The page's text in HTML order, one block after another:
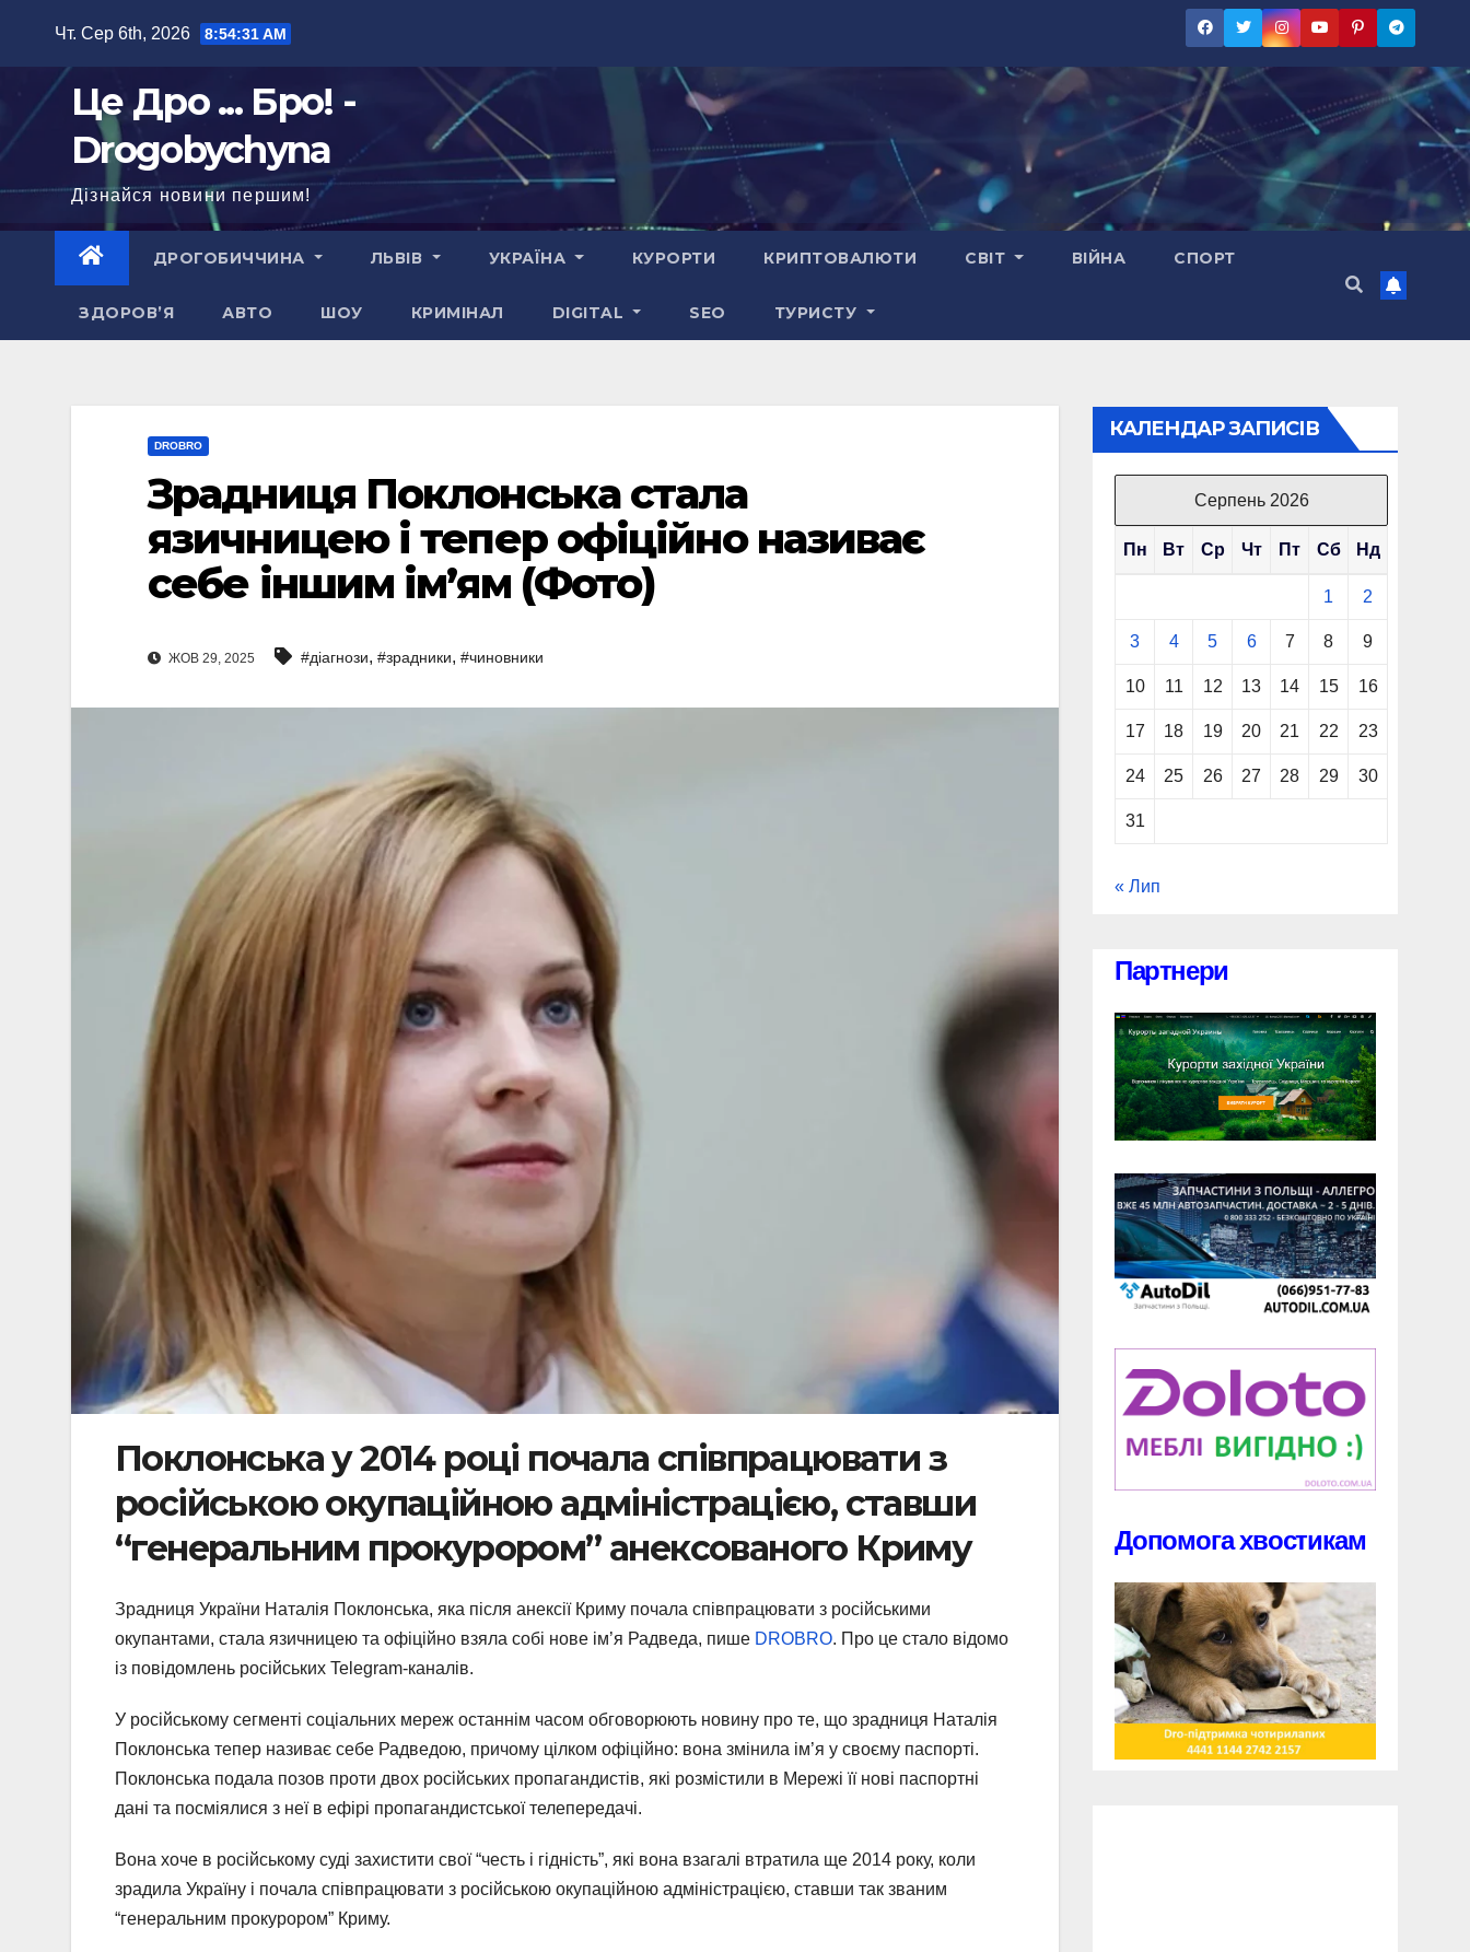
Чт. Сер 6th, 2026 8:54:33 AM
Це Дро ... Бро! -
Drogobychyna
Дізнайся новини першим!
ДРОГОБИЧЧИНА ЛЬВІВ УКРАЇНА КУРОРТИ КРИПТОВАЛЮТИ СВІТ ВІЙНА СПОРТ
ЗДОРОВ’Я АВТО ШОУ КРИМІНАЛ DIGITAL SEO ТУРИСТУ
DROBRO
Зрадниця Поклонська стала
язичницею і тепер офіційно називає
себе іншим ім’ям (Фото)
ЖОВ 29, 2025 #діагнози, #зрадники, #чиновники
Поклонська у 2014 році почала співпрацювати з
російською окупаційною адміністрацією, ставши
“генеральним прокурором” анексованого Криму
Зрадниця України Наталія Поклонська, яка після анексії Криму почала співпрацювати з російськими
окупантами, стала язичницею та офіційно взяла собі нове ім’я Радведа, пише DROBRO. Про це стало відомо
із повідомлень російських Telegram-каналів.
У російському сегменті соціальних мереж останнім часом обговорюють новину про те, що зрадниця Наталія
Поклонська тепер називає себе Радведою, причому цілком офіційно: вона змінила ім’я у своєму паспорті.
Поклонська подала позов проти двох російських пропагандистів, які розмістили в Мережі її нові паспортні
дані та посміялися з неї в ефірі пропагандистської телепередачі.
Вона хоче в російському суді захистити свої “честь і гідність”, які вона взагалі втратила ще 2014 року, коли
зрадила Україну і почала співпрацювати з російською окупаційною адміністрацією, ставши так званим
“генеральним прокурором” Криму.
КАЛЕНДАР ЗАПИСІВ
Серпень 2026
Пн Вт Ср Чт Пт Сб Нд
1 2
3 4 5 6 7 8 9
10 11 12 13 14 15 16
17 18 19 20 21 22 23
24 25 26 27 28 29 30
31
« Лип
Партнери
Допомога хвостикам